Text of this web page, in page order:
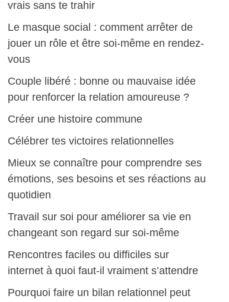
vrais sans te trahir
Le masque social : comment arrêter de
jouer un rôle et être soi-même en rendez-
vous
Couple libéré : bonne ou mauvaise idée
pour renforcer la relation amoureuse ?
Créer une histoire commune
Célébrer tes victoires relationnelles
Mieux se connaître pour comprendre ses
émotions, ses besoins et ses réactions au
quotidien
Travail sur soi pour améliorer sa vie en
changeant son regard sur soi-même
Rencontres faciles ou difficiles sur
internet à quoi faut-il vraiment s’attendre
Pourquoi faire un bilan relationnel peut